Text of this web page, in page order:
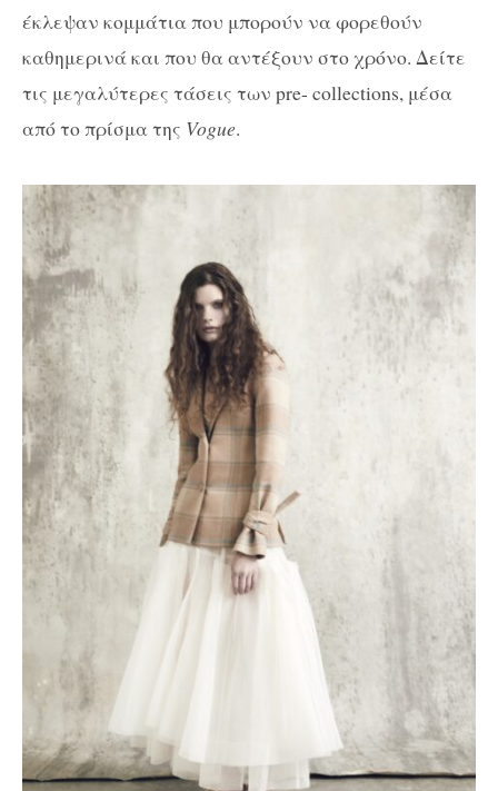
έκλεψαν κομμάτια που μπορούν να φορεθούν
καθημερινά και που θα αντέξουν στο χρόνο. Δείτε
τις μεγαλύτερες τάσεις των pre- collections, μέσα
από το πρίσμα της Vogue.